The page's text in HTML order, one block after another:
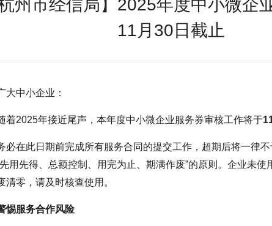
杭州市经信局】2025年度中小微企
11月30日截止
大中小企业：
着2025年接近尾声，本年度中小微企业服务券审核工作将于
必在此日期前完成所有服务合同的提交工作，超期后将一律不
用先得、总额控制、用完为止、期满作废”的原则。企业未使
清零，请及时核查使用。
惕服务合作风险